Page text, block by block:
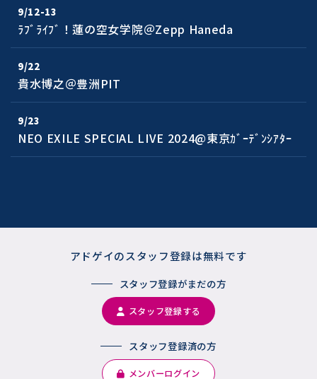
9/12-13
ﾗﾌﾞﾗｲﾌﾞ！蓮の空女学院＠Zepp Haneda
9/22
貴水博之＠豊洲PIT
9/23
NEO EXILE SPECIAL LIVE 2024@東京ｶﾞｰﾃﾞﾝｼｱﾀｰ
アドゲイのスタッフ登録は無料です
スタッフ登録がまだの方
スタッフ登録する
スタッフ登録済の方
メンバーログイン